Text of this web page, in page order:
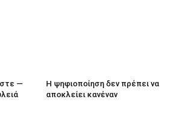
—
Η ψηφιοποίηση δεν πρέπει να
αποκλείει κανέναν